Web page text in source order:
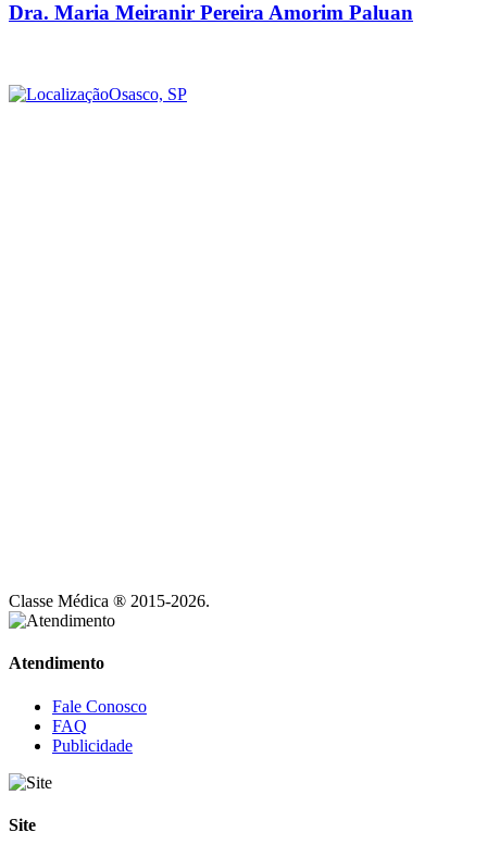
Dra. Maria Meiranir Pereira Amorim Paluan
Osasco, SP
Classe Médica ® 2015-2026.
Atendimento
Fale Conosco
FAQ
Publicidade
Site